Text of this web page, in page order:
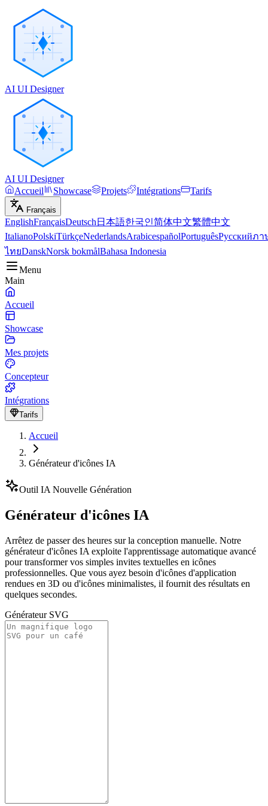
AI UI Designer
AI UI Designer
Accueil
Showcase Projets Intégrations Tarifs
Français
EnglishFrançaisDeutsch 日本語한국인简体中文繁體中文
ItalianoPolskiTürkçeNederlandsArabicespañolPortuguêsРусскийภา
ไทยDanskNorsk bokmålBahasa Indonesia
Menu
Main
Accueil
Showcase
Mes projets
Concepteur
Intégrations
Tarifs
Accueil
Générateur d'icônes IA
Outil IA Nouvelle Génération
Générateur d'icônes IA
Arrêtez de passer des heures sur la conception manuelle. Notre
générateur d'icônes IA exploite l'apprentissage automatique avancé
pour transformer vos simples invites textuelles en icônes
professionnelles. Que vous ayez besoin d'icônes d'application
rendues en 3D ou d'icônes minimalistes, il fournit des résultats en
quelques secondes.
Générateur SVG